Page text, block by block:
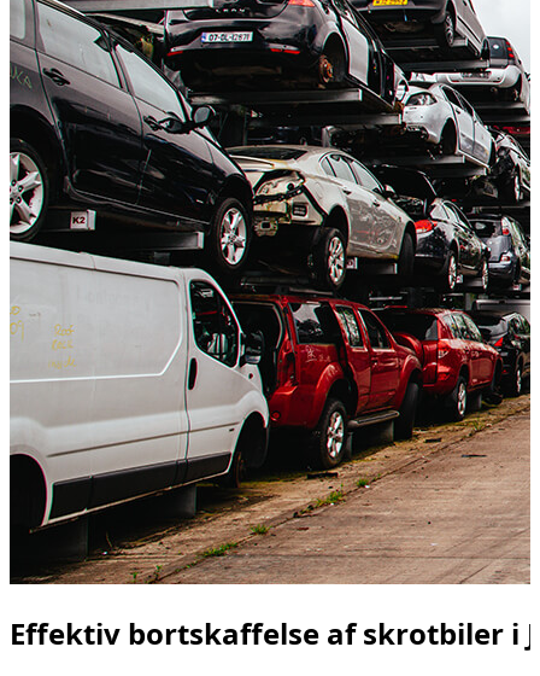
Effektiv bortskaffelse af skrotbiler i